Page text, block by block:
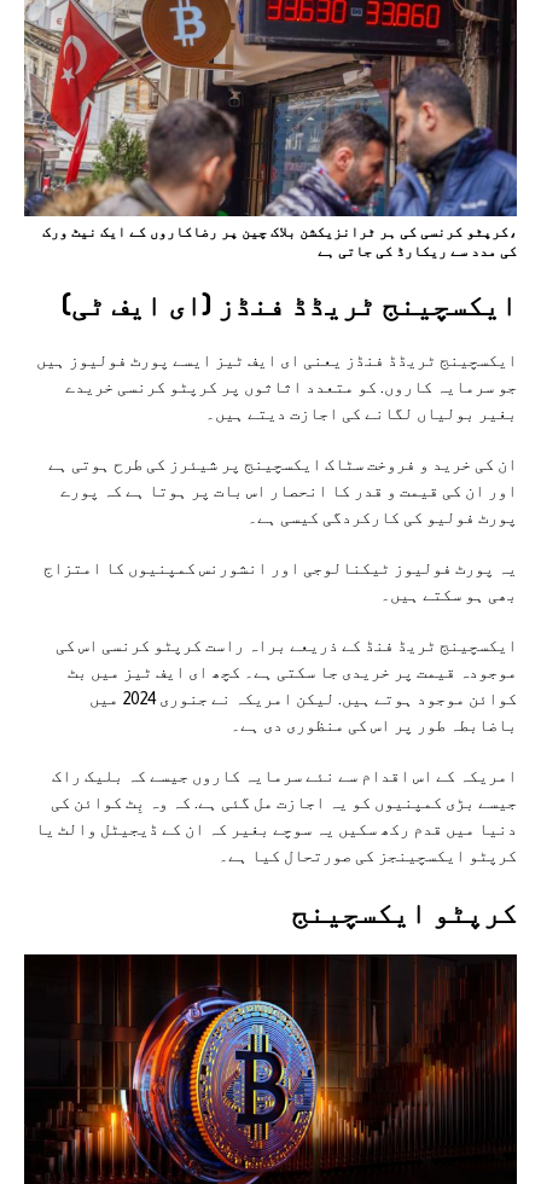
،کرپٹو کرنسی کی ہر ٹرانزیکشن بلاک چین پر رضاکاروں کے ایک نیٹ ورک
کی مدد سے ریکارڈ کی جاتی ہے
ایکسچینج ٹریڈڈ فنڈز (ای ایف ٹی)
ایکسچینج ٹریڈڈ فنڈز یعنی ای ایف ٹیز ایسے پورٹ فولیوز ہیں
جو سرمایہ کاروں. کو متعدد اثاثوں پر کرپٹو کرنسی خریدے
بغیر بولیاں لگانے کی اجازت دیتے ہیں۔
ان کی خرید و فروخت سٹاک ایکسچینج پر شیئرز کی طرح ہوتی ہے
اور ان کی قیمت و قدر کا انحصار اس بات پر ہوتا ہے کہ پورے
پورٹ فولیو کی کارکردگی کیسی ہے۔
یہ پورٹ فولیوز ٹیکنالوجی اور انشورنس کمپنیوں کا امتزاج
بھی ہو سکتے ہیں۔
ایکسچینج ٹریڈ فنڈ کے ذریعے براہ راست کرپٹو کرنسی اس کی
موجودہ قیمت پر خریدی جا سکتی ہے۔ کچھ ای ایف ٹیز میں بٹ
کوائن موجود ہوتے ہیں. لیکن امریکہ نے جنوری 2024 میں
باضابطہ طور پر اس کی منظوری دی ہے۔
امریکہ کے اس اقدام سے نئے سرمایہ کاروں جیسے کہ بلیک راک
جیسے بڑی کمپنیوں کو یہ اجازت مل گئی ہے. کہ وہ بِٹ کوائن کی
دنیا میں قدم رکھ سکیں یہ سوچے بغیر کہ ان کے ڈیجیٹل والٹ یا
کرپٹو ایکسچینجز کی صورتحال کیا ہے۔
کرپٹو ایکسچینج